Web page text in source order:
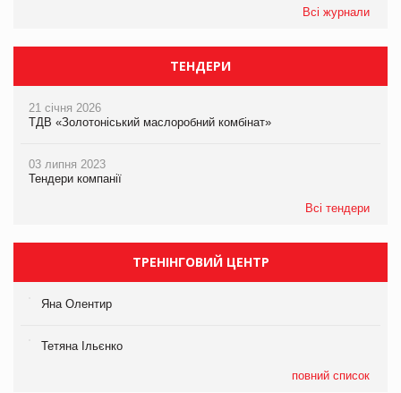
Всі журнали
ТЕНДЕРИ
21 січня 2026
ТДВ «Золотоніський маслоробний комбінат»
03 липня 2023
Тендери компанії
Всі тендери
ТРЕНІНГОВИЙ ЦЕНТР
Яна Олентир
Тетяна Ільєнко
повний список